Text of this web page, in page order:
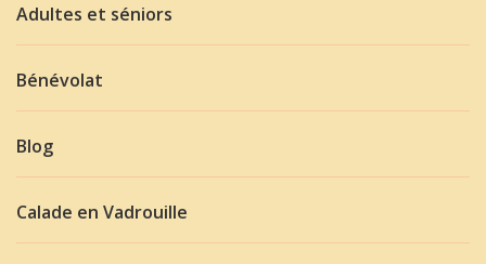
Adultes et séniors
Bénévolat
Blog
Calade en Vadrouille